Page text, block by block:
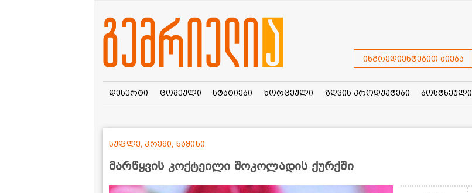
ინგრედიენტებით ძიება
დესერტი ცომეული სტატიები ხორცეული ზღვის პროდუქტები ბოსტნეული
მარწყვის კოქტეილი შოკოლადის ქურქში
სუფლე, კრემი, ნაყინი